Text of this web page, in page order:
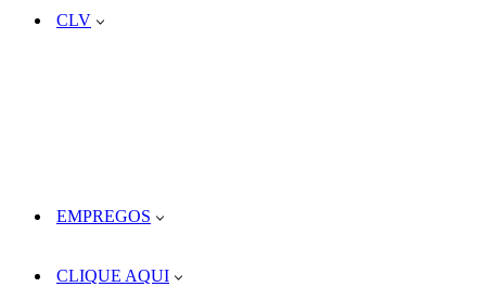
CLV
EMPREGOS
CLIQUE AQUI